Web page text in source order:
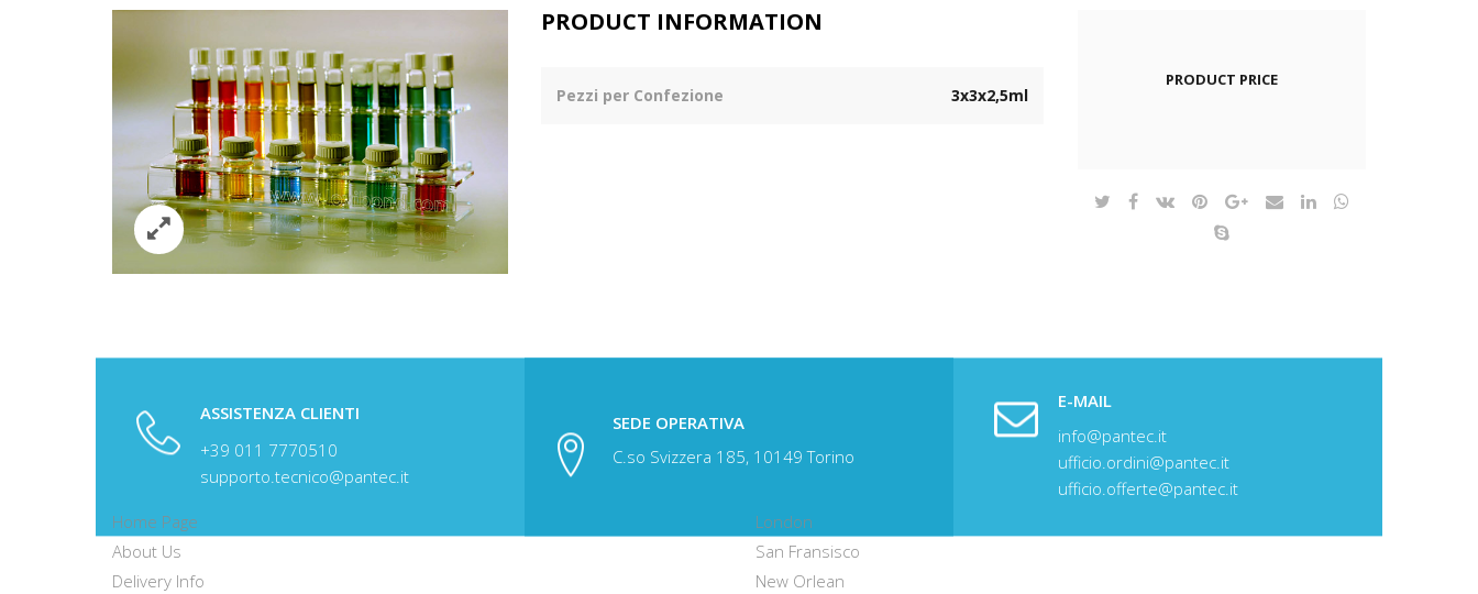
PRODUCT PRICE
PRODUCT INFORMATION
Pezzi per Confezione 3x3x2,5ml
ASSISTENZA CLIENTI
+39 011 7770510
supporto.tecnico@pantec.it
SEDE OPERATIVA
C.so Svizzera 185, 10149 Torino
E-MAIL
info@pantec.it
ufficio.ordini@pantec.it
ufficio.offerte@pantec.it
USEFUL LINKS
Home Page
About Us
Delivery Info
London
San Fransisco
New Orlean